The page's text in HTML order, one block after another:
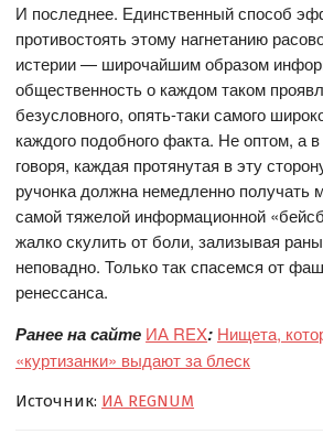
И последнее. Единственный способ
противостоять этому нагнетанию
истерии — широчайшим образом
общественность о каждом таком
безусловного, опять-таки самого
каждого подобного факта. Не оптом, а
говоря, каждая протянутая в эту
ручонка должна немедленно
самой тяжелой информационной
жалко скулить от боли, зализывая
неповадно. Только так спасемся от
ренессанса.
Ранее на сайте ИА REX: Нищета,
«куртизанки» выдают за блеск
Источник: ИА REGNUM